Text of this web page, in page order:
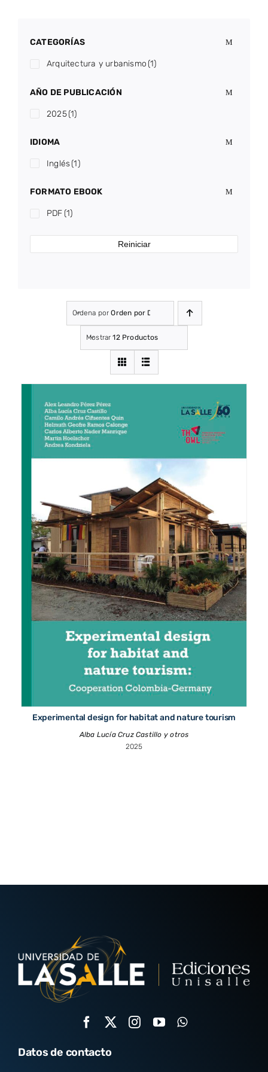
CATEGORÍAS
Arquitectura y urbanismo(1)
AÑO DE PUBLICACIÓN
2025(1)
IDIOMA
Inglés(1)
FORMATO EBOOK
PDF(1)
Reiniciar
Ordena porOrden por Defecto
Mostrar12 Productos
Experimental design for habitat and nature tourism
Alba Lucía Cruz Castillo y otros
2025
Datos de contacto